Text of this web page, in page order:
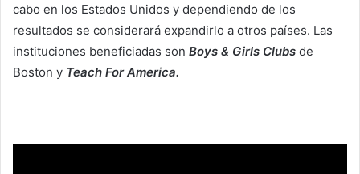
cabo en los Estados Unidos y dependiendo de los
resultados se considerará expandirlo a otros países. Las
instituciones beneficiadas son Boys & Girls Clubs de
Boston y Teach For America.